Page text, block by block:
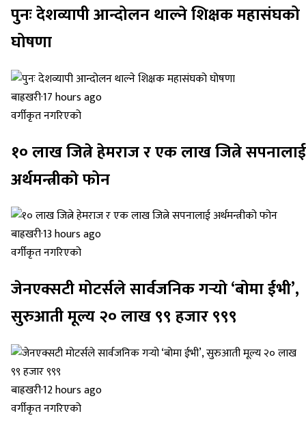
पुनः देशव्यापी आन्दोलन थाल्ने शिक्षक महासंघको
घोषणा
बाह्रखरी·17 hours ago
वर्गीकृत नगरिएको
१० लाख जित्ने हेमराज र एक लाख जित्ने सपनालाई
अर्थमन्त्रीको फोन
बाह्रखरी·13 hours ago
वर्गीकृत नगरिएको
जेनएक्सटी मोटर्सले सार्वजनिक गर्‍यो ‘बोमा ईभी’,
सुरुआती मूल्य २० लाख ९९ हजार ९९९
बाह्रखरी·12 hours ago
वर्गीकृत नगरिएको